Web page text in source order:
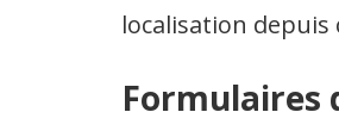
localisation depuis
Formulaires